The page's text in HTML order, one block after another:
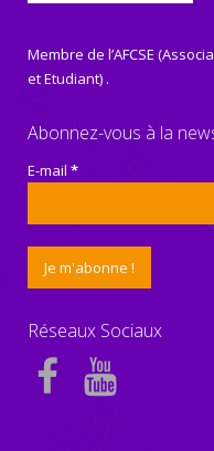
Membre de l’AFCSE
et Etudiant) .
Abonnez-vous à la
E-mail *
Réseaux Sociaux